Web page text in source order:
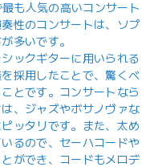
も人気の高いコンサート
性のコンサートは、ソプ
多いです。
ックギターに用いられる
採用したことで、驚くべ
とです。コンサートなら
、ジャズやボサノヴァな
ッタリです。また、太め
るので、セーハコードや
ができ、コードもメロデ